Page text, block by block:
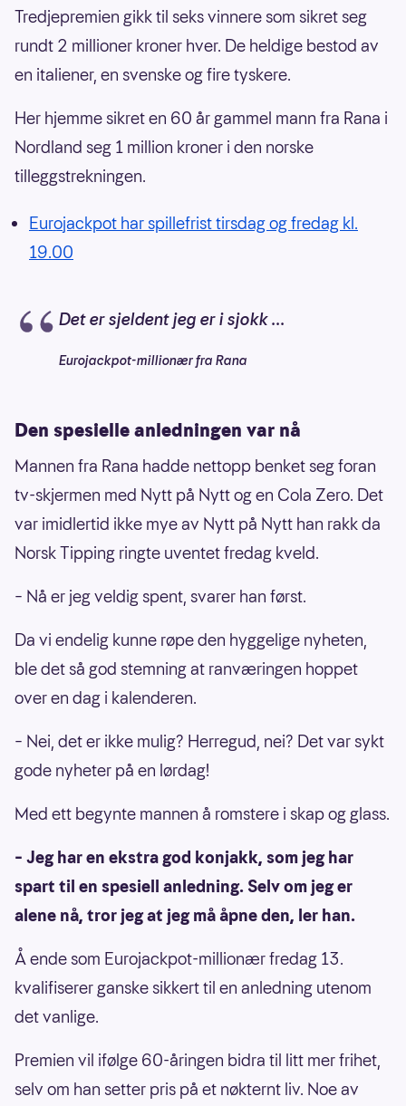
Tredjepremien gikk til seks vinnere som sikret seg
rundt 2 millioner kroner hver. De heldige bestod av
en italiener, en svenske og fire tyskere.
Her hjemme sikret en 60 år gammel mann fra Rana i
Nordland seg 1 million kroner i den norske
tilleggstrekningen.
Eurojackpot har spillefrist tirsdag og fredag kl.
19.00
Det er sjeldent jeg er i sjokk ...
Eurojackpot-millionær fra Rana
Den spesielle anledningen var nå
Mannen fra Rana hadde nettopp benket seg foran
tv-skjermen med Nytt på Nytt og en Cola Zero. Det
var imidlertid ikke mye av Nytt på Nytt han rakk da
Norsk Tipping ringte uventet fredag kveld.
– Nå er jeg veldig spent, svarer han først.
Da vi endelig kunne røpe den hyggelige nyheten,
ble det så god stemning at ranværingen hoppet
over en dag i kalenderen.
– Nei, det er ikke mulig? Herregud, nei? Det var sykt
gode nyheter på en lørdag!
Med ett begynte mannen å romstere i skap og glass.
– Jeg har en ekstra god konjakk, som jeg har
spart til en spesiell anledning. Selv om jeg er
alene nå, tror jeg at jeg må åpne den, ler han.
Å ende som Eurojackpot-millionær fredag 13.
kvalifiserer ganske sikkert til en anledning utenom
det vanlige.
Premien vil ifølge 60-åringen bidra til litt mer frihet,
selv om han setter pris på et nøkternt liv. Noe av